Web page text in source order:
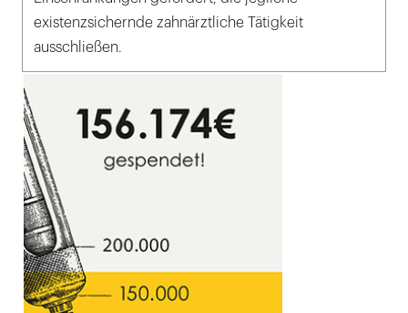
existenzsichernde zahnärztliche Tätigkeit
ausschließen.